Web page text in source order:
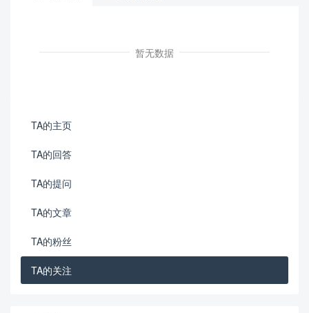
暂无数据
TA的主页
TA的回答
TA的提问
TA的文章
TA的粉丝
TA的关注